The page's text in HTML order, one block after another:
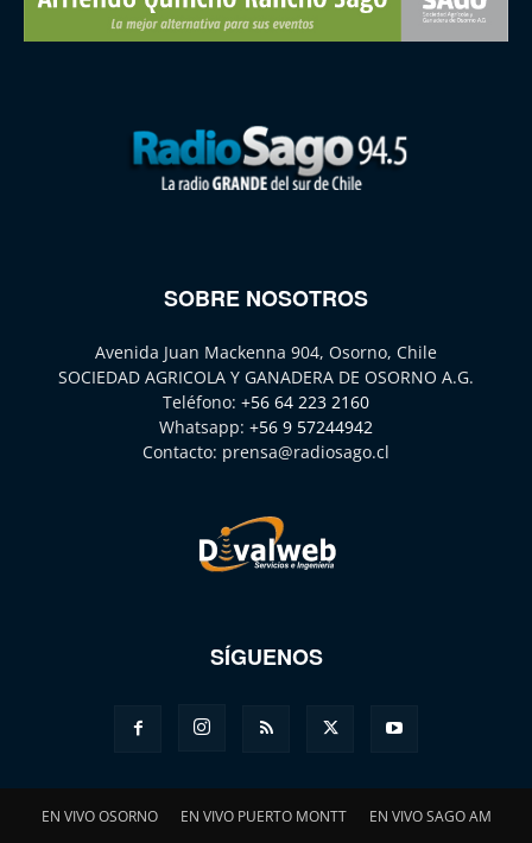
SOBRE NOSOTROS
Avenida Juan Mackenna 904, Osorno, Chile
SOCIEDAD AGRICOLA Y GANADERA DE OSORNO A.G.
Teléfono: +56 64 223 2160
Whatsapp: +56 9 57244942
Contacto: prensa@radiosago.cl
SÍGUENOS
EN VIVO OSORNO EN VIVO PUERTO MONTT EN VIVO SAGO AM